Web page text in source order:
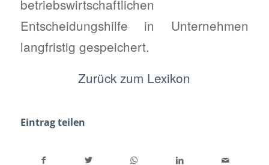
betriebswirtschaftlichen
Entscheidungshilfe in Unternehmen
langfristig gespeichert.
Zurück zum Lexikon
Eintrag teilen